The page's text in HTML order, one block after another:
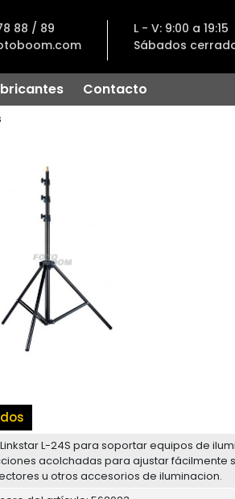
88 / 89
L - V: 9:00 a 19:15
Sábados
Contacto
L-24S para soportar equipos de
acolchadas para ajustar fácilmente
u otros accesorios de iluminacion.